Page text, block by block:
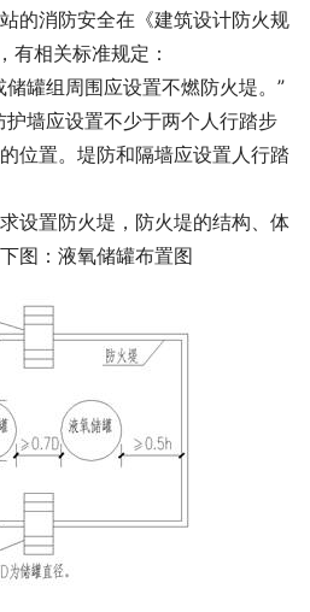
的消防安全在《建筑设计防火规
相关标准规定：
罐组周围应设置不燃防火堤。”
墙应设置不少于两个人行踏步
位置。堤防和隔墙应设置人行踏
设置防火堤，防火堤的结构、体
图：液氧储罐布置图